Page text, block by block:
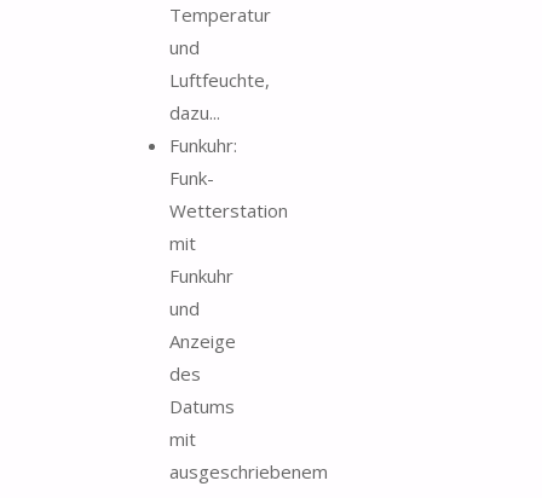
Temperatur
und
Luftfeuchte,
dazu...
Funkuhr:
Funk-
Wetterstation
mit
Funkuhr
und
Anzeige
des
Datums
mit
ausgeschriebenem